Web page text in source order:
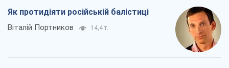
Як протидіяти російській балістиці
Віталій Портников 14,4 т.